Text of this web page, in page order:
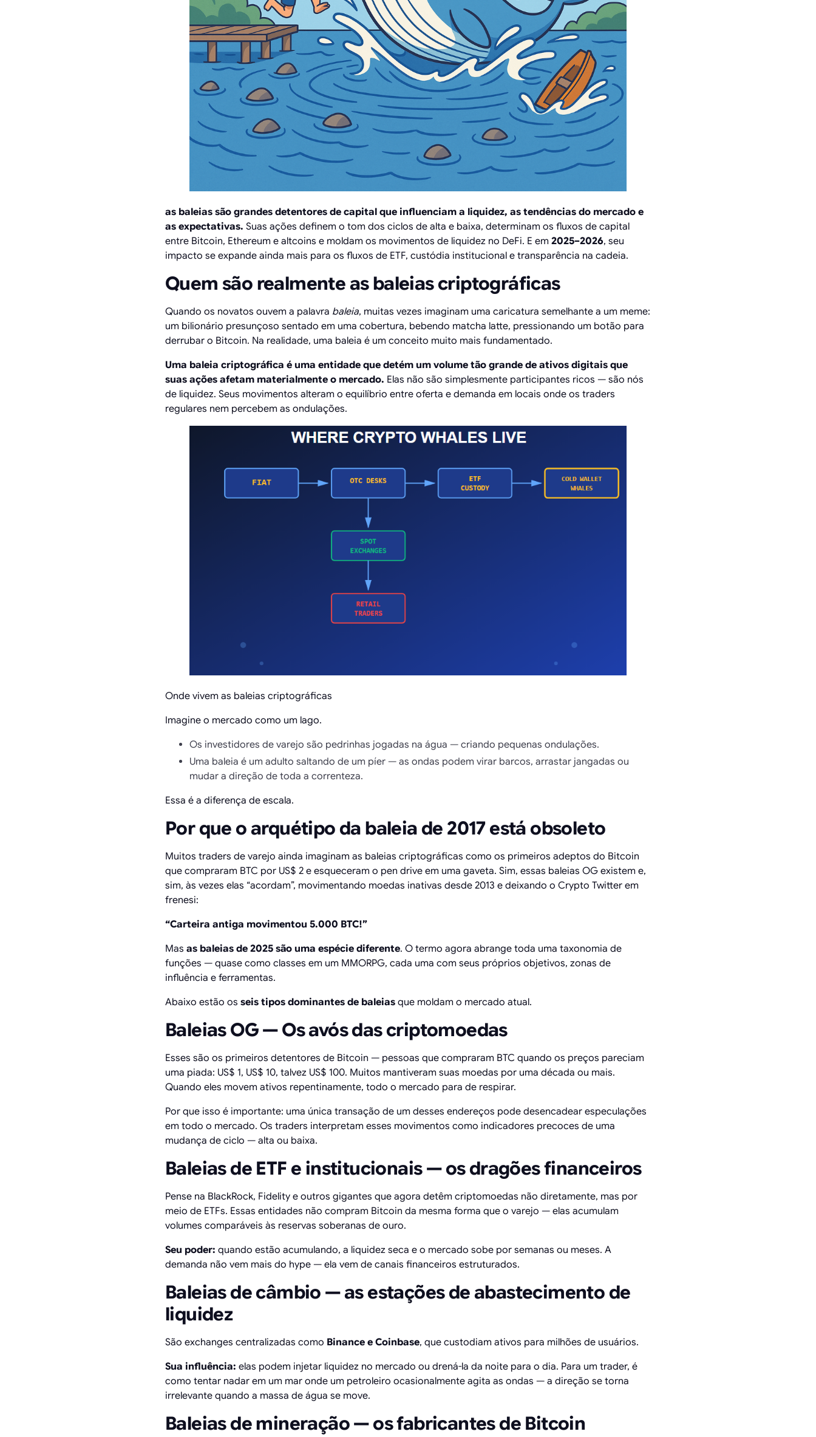
as baleias são grandes detentores de capital que influenciam a liquidez, as tendências do mercado e
as expectativas. Suas ações definem o tom dos ciclos de alta e baixa, determinam os fluxos de capital
entre Bitcoin, Ethereum e altcoins e moldam os movimentos de liquidez no DeFi. E em 2025–2026, seu
impacto se expande ainda mais para os fluxos de ETF, custódia institucional e transparência na cadeia.
Quem são realmente as baleias criptográficas
Quando os novatos ouvem a palavra baleia, muitas vezes imaginam uma caricatura semelhante a um meme:
um bilionário presunçoso sentado em uma cobertura, bebendo matcha latte, pressionando um botão para
derrubar o Bitcoin. Na realidade, uma baleia é um conceito muito mais fundamentado.
Uma baleia criptográfica é uma entidade que detém um volume tão grande de ativos digitais que
suas ações afetam materialmente o mercado. Elas não são simplesmente participantes ricos — são nós
de liquidez. Seus movimentos alteram o equilíbrio entre oferta e demanda em locais onde os traders
regulares nem percebem as ondulações.
Onde vivem as baleias criptográficas
Imagine o mercado como um lago.
Os investidores de varejo são pedrinhas jogadas na água — criando pequenas ondulações.
Uma baleia é um adulto saltando de um píer — as ondas podem virar barcos, arrastar jangadas ou
mudar a direção de toda a correnteza.
Essa é a diferença de escala.
Por que o arquétipo da baleia de 2017 está obsoleto
Muitos traders de varejo ainda imaginam as baleias criptográficas como os primeiros adeptos do Bitcoin
que compraram BTC por US$ 2 e esqueceram o pen drive em uma gaveta. Sim, essas baleias OG existem e,
sim, às vezes elas “acordam”, movimentando moedas inativas desde 2013 e deixando o Crypto Twitter em
frenesi:
“Carteira antiga movimentou 5.000 BTC!”
Mas as baleias de 2025 são uma espécie diferente. O termo agora abrange toda uma taxonomia de
funções — quase como classes em um MMORPG, cada uma com seus próprios objetivos, zonas de
influência e ferramentas.
Abaixo estão os seis tipos dominantes de baleias que moldam o mercado atual.
Baleias OG — Os avós das criptomoedas
Esses são os primeiros detentores de Bitcoin — pessoas que compraram BTC quando os preços pareciam
uma piada: US$ 1, US$ 10, talvez US$ 100. Muitos mantiveram suas moedas por uma década ou mais.
Quando eles movem ativos repentinamente, todo o mercado para de respirar.
Por que isso é importante: uma única transação de um desses endereços pode desencadear especulações
em todo o mercado. Os traders interpretam esses movimentos como indicadores precoces de uma
mudança de ciclo — alta ou baixa.
Baleias de ETF e institucionais — os dragões financeiros
Pense na BlackRock, Fidelity e outros gigantes que agora detêm criptomoedas não diretamente, mas por
meio de ETFs. Essas entidades não compram Bitcoin da mesma forma que o varejo — elas acumulam
volumes comparáveis às reservas soberanas de ouro.
Seu poder: quando estão acumulando, a liquidez seca e o mercado sobe por semanas ou meses. A
demanda não vem mais do hype — ela vem de canais financeiros estruturados.
Baleias de câmbio — as estações de abastecimento de
liquidez
São exchanges centralizadas como Binance e Coinbase, que custodiam ativos para milhões de usuários.
Sua influência: elas podem injetar liquidez no mercado ou drená-la da noite para o dia. Para um trader, é
como tentar nadar em um mar onde um petroleiro ocasionalmente agita as ondas — a direção se torna
irrelevante quando a massa de água se move.
Baleias de mineração — os fabricantes de Bitcoin